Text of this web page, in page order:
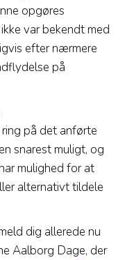
opgøres
var bekendt med
efter nærmere
på
på det anførte
snarest muligt, og
mulighed for at
alternativt tildele
dig allerede nu
Aalborg Dage, der